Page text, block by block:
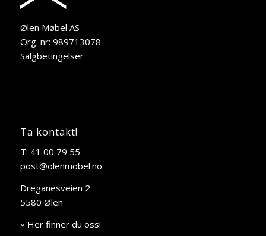
Ølen Møbel AS
Org. nr: 989713078
Salgbetingelser
Ta kontakt!
T: 41 00 79 55
post@olenmobel.no
Dreganesveien 2
5580 Ølen
» Her finner du oss!